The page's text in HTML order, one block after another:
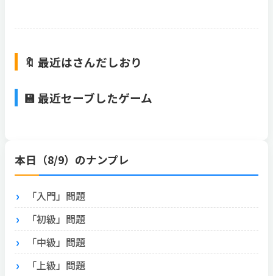
🔖 最近はさんだしおり
💾 最近セーブしたゲーム
本日（8/9）のナンプレ
「入門」問題
「初級」問題
「中級」問題
「上級」問題